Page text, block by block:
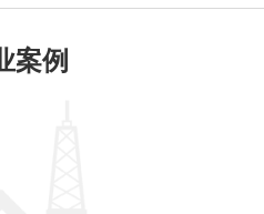
案例